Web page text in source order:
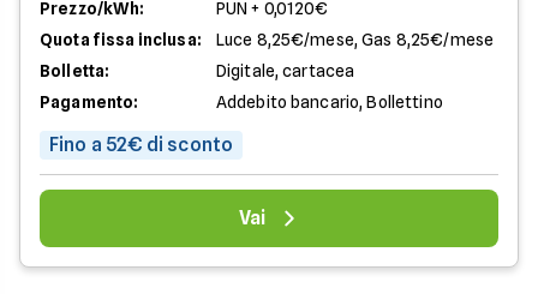
Prezzo/kWh:
PUN + 0,0120€
Quota fissa inclusa:
Luce 8,25€/mese, Gas 8,25€/mese
Bolletta:
Digitale, cartacea
Pagamento:
Addebito bancario, Bollettino
Fino a 52€ di sconto
Vai